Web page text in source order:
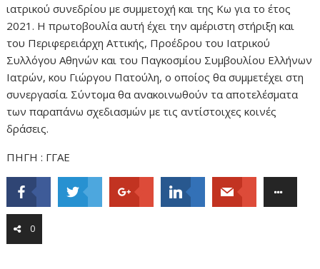
ιατρικού συνεδρίου με συμμετοχή και της Κω για το έτος
2021. Η πρωτοβουλία αυτή έχει την αμέριστη στήριξη και
του Περιφερειάρχη Αττικής, Προέδρου του Ιατρικού
Συλλόγου Αθηνών και του Παγκοσμίου Συμβουλίου Ελλήνων
Ιατρών, κου Γιώργου Πατούλη, ο οποίος θα συμμετέχει στη
συνεργασία. Σύντομα θα ανακοινωθούν τα αποτελέσματα
των παραπάνω σχεδιασμών με τις αντίστοιχες κοινές
δράσεις.
ΠΗΓΗ : ΓΓΑΕ
0